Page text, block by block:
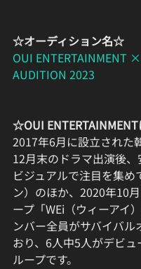
☆オーディション名☆
OUI ENTERTAINMENT
AUDITION 2023
☆OUI
2017年6月に設立された
12月末のドラマ出演後
ビジュアルで注目を集
ン）のほか、2020年10
ープ「WEi（ウィーアイ
ンバー全員がサバイバ
おり、6人中5人がデビ
ループです。